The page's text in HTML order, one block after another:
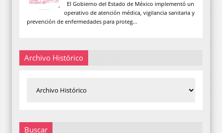
El Gobierno del Estado de México implementó un
operativo de atención médica, vigilancia sanitaria y
prevención de enfermedades para proteg...
Archivo Histórico
Buscar